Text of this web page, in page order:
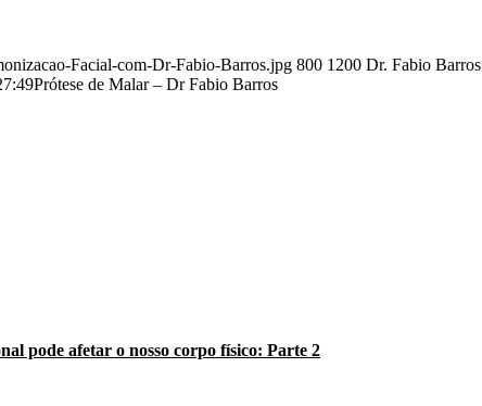
Facial-com-Dr-Fabio-Barros.jpg 800 1200 Dr. Fabio Barros
Prótese de Malar – Dr Fabio Barros
pode afetar o nosso corpo físico: Parte 2